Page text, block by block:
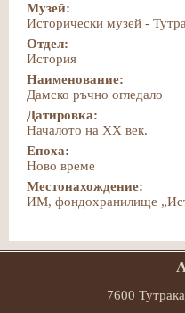
Музей:
Исторически музей -
Отдел:
История
Наименование:
Дамско ръчно огледало
Датировка:
Началото на ХХ век.
Епоха:
Ново време
Местонахождение:
ИМ, фондохранилище
7600